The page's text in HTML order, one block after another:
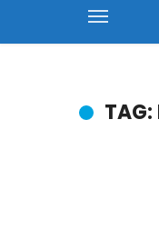
TAG: